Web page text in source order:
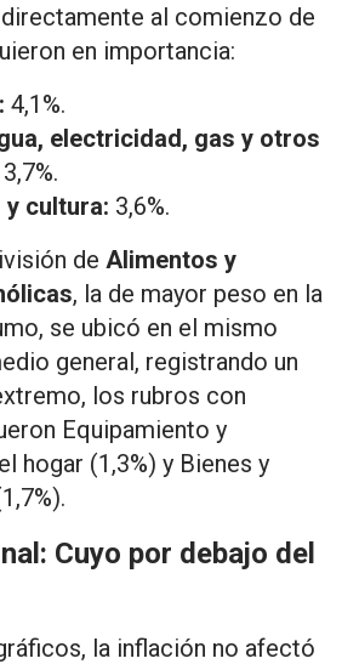
al comienzo de
en importancia:
4,1%.
electricidad, gas y otros
3,7%.
y cultura: 3,6%.
de Alimentos y
, la de mayor peso en la
se ubicó en el mismo
general, registrando un
los rubros con
Equipamiento y
hogar (1,3%) y Bienes y
Cuyo por debajo del
la inflación no afectó